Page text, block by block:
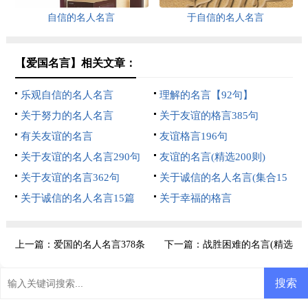
自信的名人名言 于自信的名人名言
【爱国名言】相关文章：
乐观自信的名人名言
理解的名言【92句】
关于努力的名人名言
关于友谊的格言385句
有关友谊的名言
友谊格言196句
关于友谊的名人名言290句
友谊的名言(精选200则)
关于友谊的名言362句
关于诚信的名人名言(集合15
篇)
关于诚信的名人名言15篇 关于幸福的格言
上一篇： 爱国的名人名言378条 下一篇：战胜困难的名言(精选
260句)